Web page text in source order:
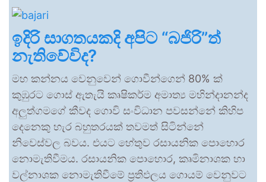
ඉදිරි සාගතයකදි අපිට “බජිරි”ත්
නැතිවේවිද?
මහ කන්නය වෙනුවෙන් ගොවීන්ගෙන් 80% ක්
කුඹුරට ගොස් ඇතැයි කෘෂිකර්ම අමාත්‍ය මහින්දානන්ද
අලුත්ගමගේ කීවද ගොවි සංවිධාන පවසන්නේ කිහිප
දෙනෙකු හැර බහුතරයක් තවමත් සිටින්නේ
නිවෙස්වල බවය. එයට හේතුව රසායනික පොහොර
නොමැතිවීමය. රසායනික පොහොර, කෘමිනාශක හා
වල්නාශක නොමැතිවීමේ ප්‍රතිඵලය ගොයම් වෙනුවට